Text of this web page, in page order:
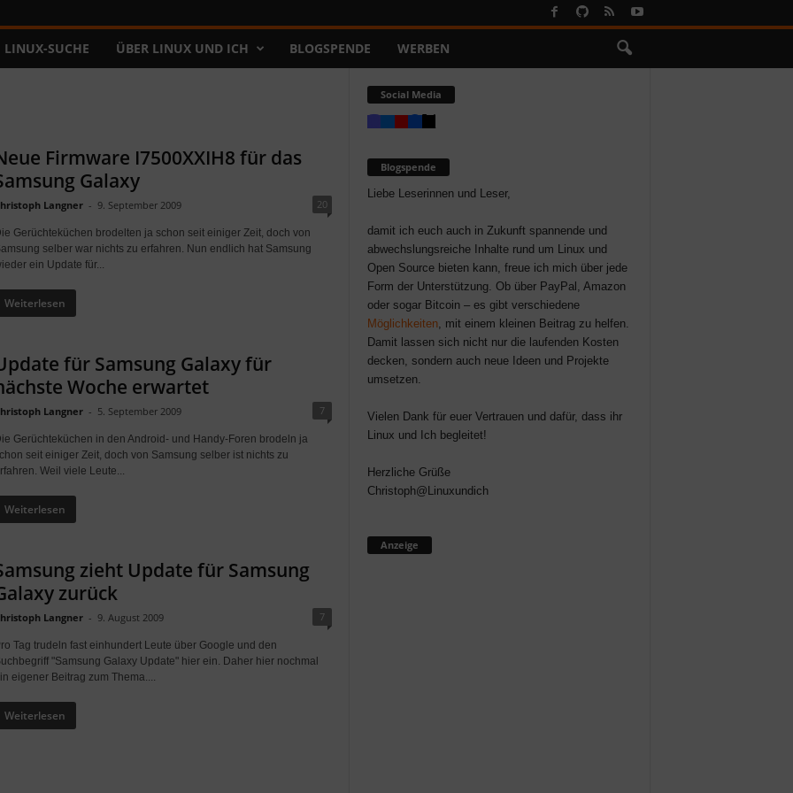
LINUX-SUCHE ÜBER LINUX UND ICH BLOGSPENDE WERBEN
Firmware I7500XXIH8 für das
Galaxy
Langner - 9. September 2009 20
Gerüchteküchen brodelten ja schon seit einiger Zeit, doch von
selber war nichts zu erfahren. Nun endlich hat Samsung
ein Update für...
Weiterlesen
für Samsung Galaxy für
Woche erwartet
Langner - 5. September 2009 7
Gerüchteküchen in den Android- und Handy-Foren brodeln ja
seit einiger Zeit, doch von Samsung selber ist nichts zu
Weil viele Leute...
Weiterlesen
zieht Update für Samsung
zurück
Langner - 9. August 2009 7
Tag trudeln fast einhundert Leute über Google und den
"Samsung Galaxy Update" hier ein. Daher hier nochmal
eigener Beitrag zum Thema....
Weiterlesen
Social Media
Blogspende
Liebe Leserinnen und Leser,
damit ich euch auch in Zukunft spannende und
abwechslungsreiche Inhalte rund um Linux und
Open Source bieten kann, freue ich mich über jede
Form der Unterstützung. Ob über PayPal, Amazon
oder sogar Bitcoin – es gibt verschiedene
Möglichkeiten, mit einem kleinen Beitrag zu helfen.
Damit lassen sich nicht nur die laufenden Kosten
decken, sondern auch neue Ideen und Projekte
umsetzen.
Vielen Dank für euer Vertrauen und dafür, dass ihr
Linux und Ich begleitet!
Herzliche Grüße
Christoph@Linuxundich
Anzeige